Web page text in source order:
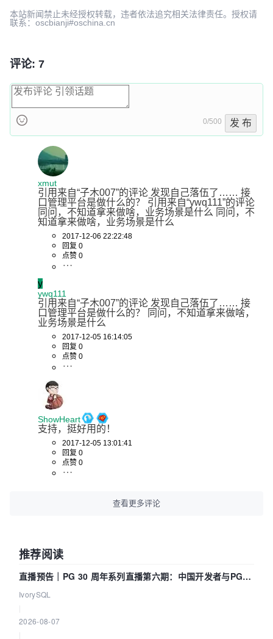
本站新闻禁止未经授权转载，违者依法追究相关法律责任。授权请
联系：oscbianji#oschina.cn
评论: 7
0/500 发 布
xmut
引用来自“子木007”的评论 发现自己落伍了…… 接
口管理平台是做什么的？ 引用来自“ywq111”的评论
同问，不知道拿来做啥，业务场景是什么 同问，不
知道拿来做啥，业务场景是什么
2017-12-06 22:22:48
回复 0
点赞 0
y
ywq111
引用来自“子木007”的评论 发现自己落伍了…… 接
口管理平台是做什么的？ 同问，不知道拿来做啥，
业务场景是什么
2017-12-05 16:14:05
回复 0
点赞 0
ShowHeart
支持，挺好用的！
2017-12-05 13:01:41
回复 0
点赞 0
查看更多评论
推荐阅读
直播预告｜PG 30 周年系列直播第六期：中国开发者与PG内
核——我们改得动吗？我们贡献了什么？
IvorySQL
2026-08-07